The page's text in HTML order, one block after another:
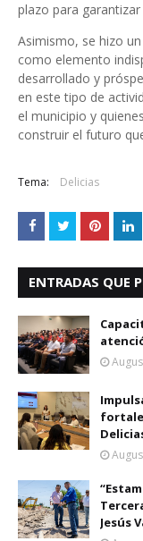
plazo para
Asimismo, se hizo
como elemento
desarrollado y
en este tipo de
el municipio y
construir el futuro
Tema: Delicias
ENTRADAS QUE
Jesús